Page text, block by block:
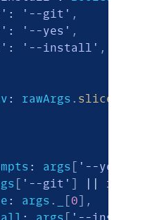
: '--git' ,
: '--yes' ,
: '--install' ,
: rawArgs . slice
: args '--yes'
'--git' false
: args . 0
,